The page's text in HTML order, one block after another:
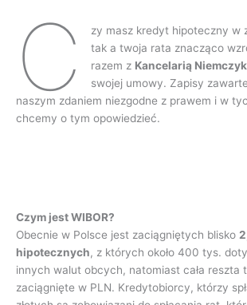
C
zy masz kredyt hipoteczny w
tak a twoja rata znacząco
razem z Kancelarią Niemczyk
swojej umowy. Zapisy
naszym zdaniem niezgodne z prawem i w
chcemy o tym opowiedzieć.
Czym jest WIBOR?
Obecnie w Polsce jest zaciągniętych blisko
hipotecznych, z których około 400 tys.
innych walut obcych, natomiast cała reszta
zaciągnięte w PLN. Kredytobiorcy, którzy